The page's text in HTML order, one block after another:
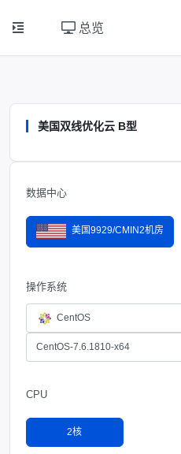
总览
美国双线优化云 B型
数据中心
美国9929/CMIN2机房
操作系统
CentOS
CentOS-7.6.1810-x64
CPU
2核